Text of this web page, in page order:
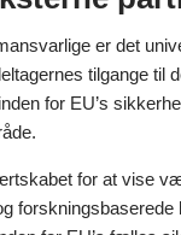
er det
tilgange til
for EU’s
for at vise
forskningsbaserede